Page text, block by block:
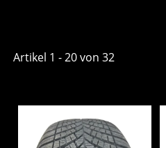
Artikel 1 - 20 von 32